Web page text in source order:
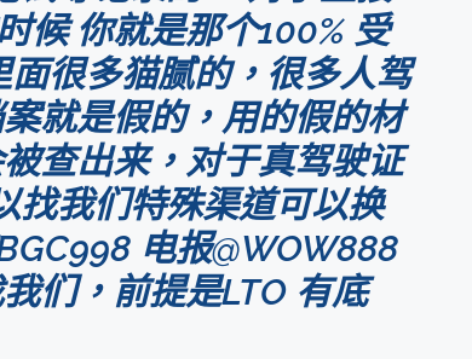
候 你就是那个100% 受
很多猫腻的，很多人驾
就是假的，用的假的材
查出来，对于真驾驶证
找我们特殊渠道可以换
电报@WOW888
们，前提是LTO 有底